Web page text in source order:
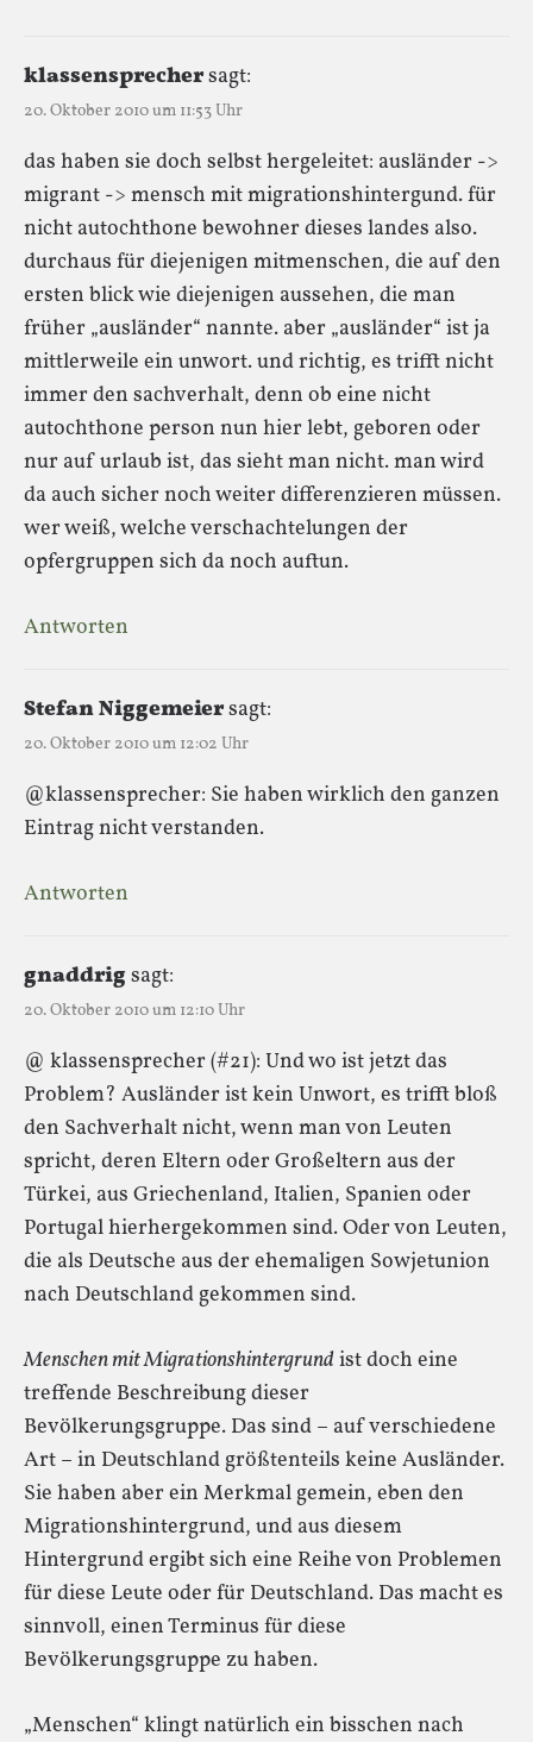
klassensprechersagt:
20. Oktober 2010 um 11:53 Uhr
das haben sie doch selbst hergeleitet: ausländer ->
migrant -> mensch mit migrationshintergund. für
nicht autochthone bewohner dieses landes also.
durchaus für diejenigen mitmenschen, die auf den
ersten blick wie diejenigen aussehen, die man
früher „ausländer“ nannte. aber „ausländer“ ist ja
mittlerweile ein unwort. und richtig, es trifft nicht
immer den sachverhalt, denn ob eine nicht
autochthone person nun hier lebt, geboren oder
nur auf urlaub ist, das sieht man nicht. man wird
da auch sicher noch weiter differenzieren müssen.
wer weiß, welche verschachtelungen der
opfergruppen sich da noch auftun.
Antworten
Stefan Niggemeiersagt:
20. Oktober 2010 um 12:02 Uhr
@klassensprecher: Sie haben wirklich den ganzen
Eintrag nicht verstanden.
Antworten
gnaddrigsagt:
20. Oktober 2010 um 12:10 Uhr
@ klassensprecher (#21): Und wo ist jetzt das
Problem? Ausländer ist kein Unwort, es trifft bloß
den Sachverhalt nicht, wenn man von Leuten
spricht, deren Eltern oder Großeltern aus der
Türkei, aus Griechenland, Italien, Spanien oder
Portugal hierhergekommen sind. Oder von Leuten,
die als Deutsche aus der ehemaligen Sowjetunion
nach Deutschland gekommen sind.
Menschen mit Migrationshintergrundist doch eine
treffende Beschreibung dieser
Bevölkerungsgruppe. Das sind – auf verschiedene
Art – in Deutschland größtenteils keine Ausländer.
Sie haben aber ein Merkmal gemein, eben den
Migrationshintergrund, und aus diesem
Hintergrund ergibt sich eine Reihe von Problemen
für diese Leute oder für Deutschland. Das macht es
sinnvoll, einen Terminus für diese
Bevölkerungsgruppe zu haben.
„Menschen“ klingt natürlich ein bisschen nach